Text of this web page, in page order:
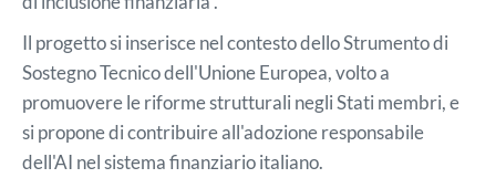
Il progetto si inserisce nel contesto dello Strumento di
Sostegno Tecnico dell'Unione Europea, volto a
promuovere le riforme strutturali negli Stati membri, e
si propone di contribuire all'adozione responsabile
dell'AI nel sistema finanziario italiano.